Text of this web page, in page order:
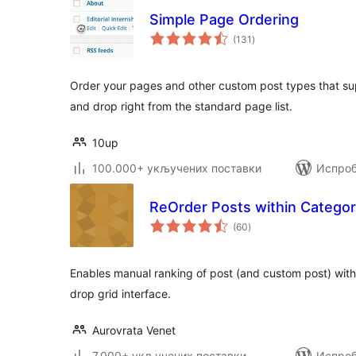
Simple Page Ordering
(131 укупних
оцена
)
Order your pages and other custom post types that
and drop right from the standard page list.
10up
100.000+ укључених поставки
ReOrder Posts within
(60укупних
оцена
)
Enables manual ranking of post (and custom post)
drop grid interface.
Aurovrata Venet